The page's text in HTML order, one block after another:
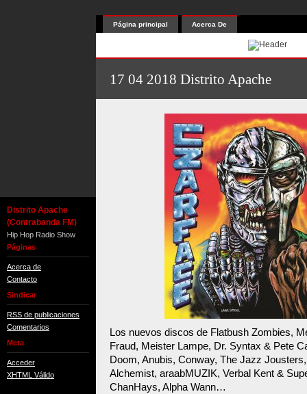
Distrito Apache
(Contrabanda FM)
Hip Hop Radio Show
Páginas
Acerca de
Contacto
Sindicar
RSS de publicaciones
Comentarios
Meta
Acceder
XHTML Válido
Página principal Acerca De
17 04 2018 Distrito Apache
Los nuevos discos de Flatbush Zombies,
Fraud, Meister Lampe, Dr. Syntax & Pete
Doom, Anubis, Conway, The Jazz
Alchemist, araabMUZIK, Verbal Kent &
ChanHays, Alpha Wann…